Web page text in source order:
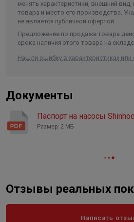
жидкости
-30°C
Температура окружающей среды 0 .. 40 °C
Монтажная длина 180 мм
Класс защиты
Длина в упаковке, см. 24.000
Ширина в упаковке, см.
5.500
менять характеристики, внешний
товара и место его производства.
не является публичной офертой.
Предложение по продаже товара
срока наличия этого товара на
Нашли ошибку в характеристиках или
Документы
Паспорт на насосы
Размер: 2 МБ
Отзывы реальных
Написать